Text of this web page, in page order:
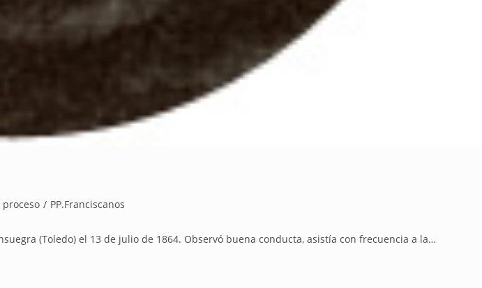
/ PP.Franciscanos
(Toledo) el 13 de julio de 1864. Observó buena conducta, asistía con frecuencia a la…